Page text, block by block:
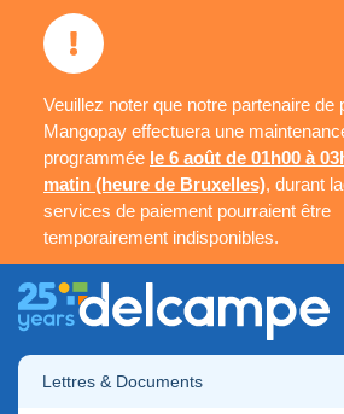
Veuillez noter que notre partenaire de
Mangopay effectuera une
programmée le 6 août de 01h00 à
matin (heure de Bruxelles), durant
services de paiement pourraient être
temporairement indisponibles.
Lettres & Documents